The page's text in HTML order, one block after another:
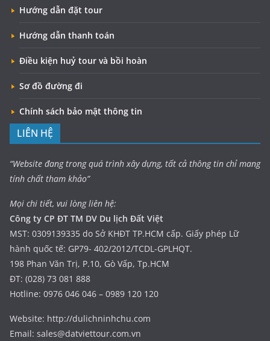
Hướng dẫn đặt tour
Hướng dẫn thanh toán
Điều kiện huỷ tour và bồi hoàn
Sơ đồ đường đi
Chính sách bảo mật thông tin
LIÊN HỆ
“Website đang trong quá trình xây dựng, tất cả thông tin chỉ mang
tính chất tham khảo”
Mọi chi tiết, vui lòng liên hệ:
Công ty CP ĐT TM DV Du lịch Đất Việt
MST: 0309139335 do Sở KHĐT TP.HCM cấp. Giấy phép Lữ
hành quốc tế: GP79- 402/2012/TCDL-GPLHQT.
198 Phan Văn Trị, P.10, Gò Vấp, Tp.HCM
ĐT: (028) 73 081 888
Hotline: 0976 046 046 – 0989 120 120
Website: http://dulichninhchu.com
Email: sales@datviettour.com.vn